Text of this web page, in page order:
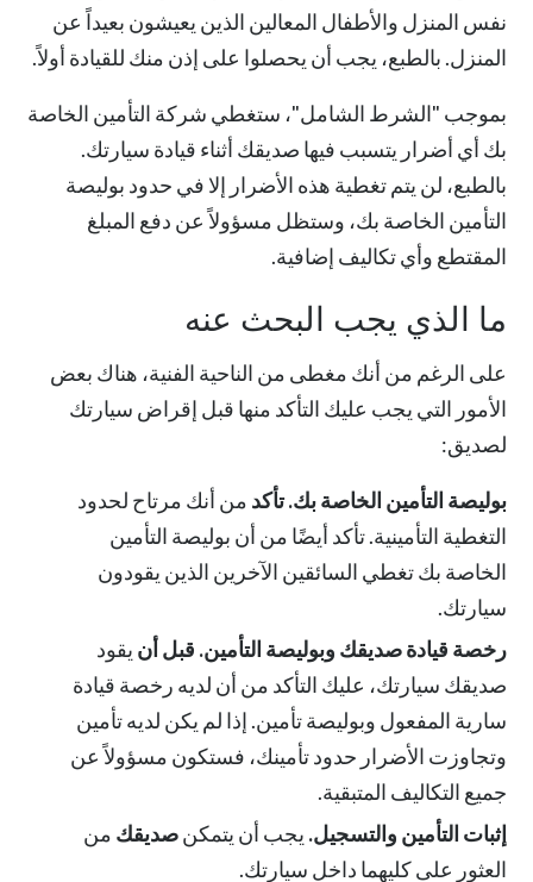
نفس المنزل والأطفال المعالين الذين يعيشون بعيداً عن
المنزل. بالطبع، يجب أن يحصلوا على إذن منك للقيادة أولاً.
بموجب "الشرط الشامل"، ستغطي شركة التأمين الخاصة
بك أي أضرار يتسبب فيها صديقك أثناء قيادة سيارتك.
بالطبع، لن يتم تغطية هذه الأضرار إلا في حدود بوليصة
التأمين الخاصة بك، وستظل مسؤولاً عن دفع المبلغ
المقتطع وأي تكاليف إضافية.
ما الذي يجب البحث عنه
على الرغم من أنك مغطى من الناحية الفنية، هناك بعض
الأمور التي يجب عليك التأكد منها قبل إقراض سيارتك
لصديق:
بوليصة التأمين الخاصة بك. تأكد من أنك مرتاح لحدود
التغطية التأمينية. تأكد أيضًا من أن بوليصة التأمين
الخاصة بك تغطي السائقين الآخرين الذين يقودون
سيارتك.
رخصة قيادة صديقك وبوليصة التأمين. قبل أن يقود
صديقك سيارتك، عليك التأكد من أن لديه رخصة قيادة
سارية المفعول وبوليصة تأمين. إذا لم يكن لديه تأمين
وتجاوزت الأضرار حدود تأمينك، فستكون مسؤولاً عن
جميع التكاليف المتبقية.
إثبات التأمين والتسجيل. يجب أن يتمكنصديقك من
العثور على كليهما داخل سيارتك.